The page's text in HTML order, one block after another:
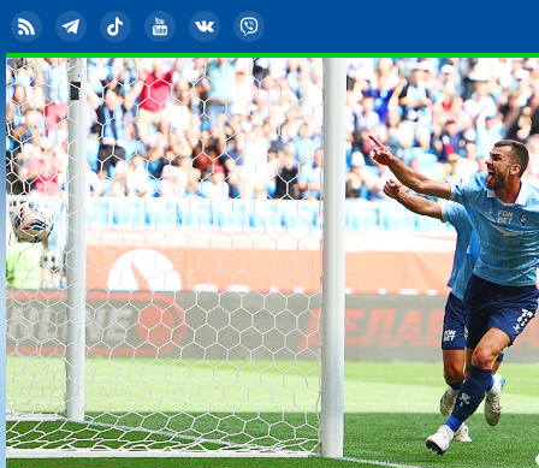
RSS TelegramTikTok YouTubeВКонтакте